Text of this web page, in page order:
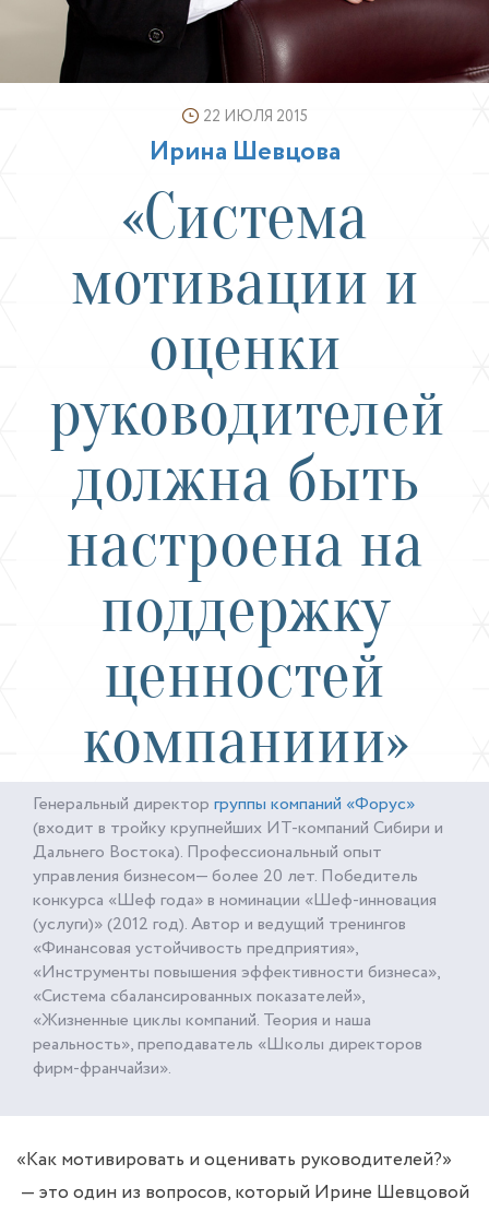
22 ИЮЛЯ 2015
Ирина Шевцова
«Система
мотивации и
оценки
руководителей
должна быть
настроена на
поддержку
ценностей
компаниии»
Генеральный директор группы компаний «Форус»
(входит в тройку крупнейших ИТ-компаний Сибири и
Дальнего Востока). Профессиональный опыт
управления бизнесом— более 20 лет. Победитель
конкурса «Шеф года» в номинации «Шеф-инновация
(услуги)» (2012 год). Автор и ведущий тренингов
«Финансовая устойчивость предприятия»,
«Инструменты повышения эффективности бизнеса»,
«Система сбалансированных показателей»,
«Жизненные циклы компаний. Теория и наша
реальность», преподаватель «Школы директоров
фирм-франчайзи».
«Как мотивировать и оценивать руководителей?»
— это один из вопросов, который Ирине Шевцовой